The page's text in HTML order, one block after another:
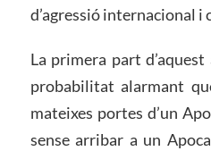
d’agressió internacional i
La primera part
probabilitat alarmant
mateixes portes d’un
sense arribar a un